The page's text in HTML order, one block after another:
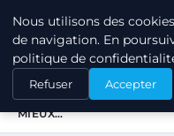
TUEZ-LES
ACCUEIL
TENDANCES DU
COMPRENDRE LES
MIEUX…
Nous utilisons des
de navigation. En
politique de
Refuser Accepter